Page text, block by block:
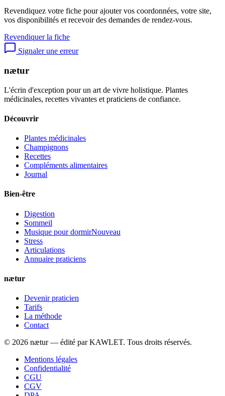
Revendiquez votre fiche pour ajouter vos coordonnées, votre site,
vos disponibilités et recevoir des demandes de rendez-vous.
Revendiquer la fiche
Signaler une erreur
nætur
L'écrin d'exception pour un art de vivre holistique. Plantes
médicinales, recettes vivantes et praticiens de confiance.
Découvrir
Plantes médicinales
Champignons
Recettes
Compléments alimentaires
Journal
Bien-être
Digestion
Sommeil
Musique pour dormirNouveau
Stress
Articulations
Annuaire praticiens
nætur
Devenir praticien
Tarifs
La méthode
Contact
© 2026 nætur — édité par KAWLET. Tous droits réservés.
Mentions légales
Confidentialité
CGU
CGV